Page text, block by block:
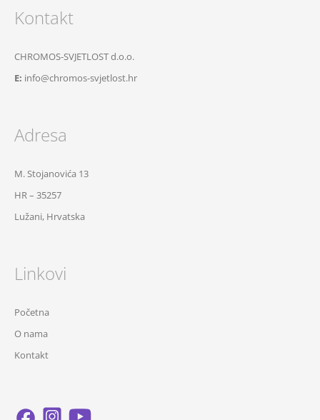
Kontakt
CHROMOS-SVJETLOST d.o.o.
E: info@chromos-svjetlost.hr
Adresa
M. Stojanovića 13
HR – 35257
Lužani, Hrvatska
Linkovi
Početna
O nama
Kontakt